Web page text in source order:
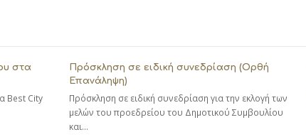
στα
Best City
Πρόσκληση σε ειδική συνεδρίαση (Ορθή
Επανάληψη)
Πρόσκληση σε ειδική συνεδρίαση για την εκλογή των
μελών του προεδρείου του Δημοτικού Συμβουλίου
και…